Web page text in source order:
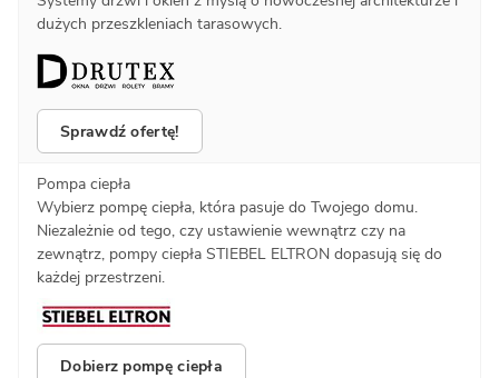
dużych przeszkleniach tarasowych.
Sprawdź ofertę!
Pompa ciepła
Wybierz pompę ciepła, która pasuje do Twojego domu.
Niezależnie od tego, czy ustawienie wewnątrz czy na
zewnątrz, pompy ciepła STIEBEL ELTRON dopasują się do
każdej przestrzeni.
Dobierz pompę ciepła